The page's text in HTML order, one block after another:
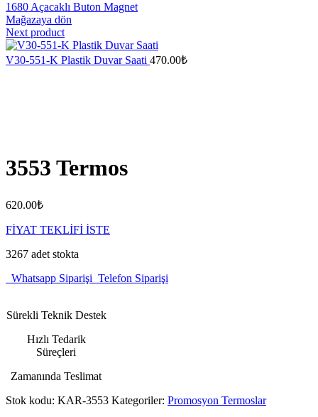
1680 Açacaklı Buton Magnet
Mağazaya dön
Next product
V30-551-K Plastik Duvar Saati 470.00₺
3553 Termos
620.00₺
FİYAT TEKLİFİ İSTE
3267 adet stokta
Whatsapp Siparişi Telefon Siparişi
Sürekli Teknik Destek
Hızlı Tedarik
Süreçleri
Zamanında Teslimat
Stok kodu: KAR-3553 Kategoriler: Promosyon Termoslar